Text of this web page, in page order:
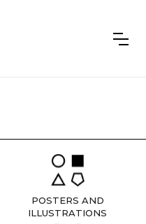
POSTERS AND
ILLUSTRATIONS